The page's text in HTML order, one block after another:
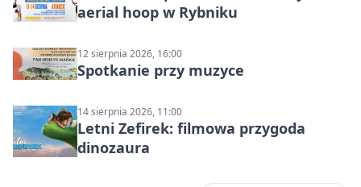
aerial hoop w Rybniku
12 sierpnia 2026, 16:00
Spotkanie przy muzyce
14 sierpnia 2026, 11:00
Letni Zefirek: filmowa przygoda
dinozaura